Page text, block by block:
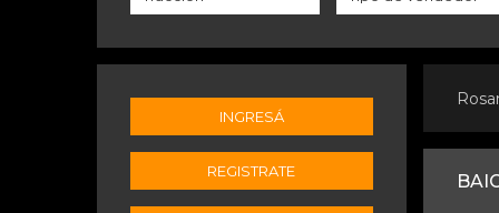
INGRESÁ
REGISTRATE